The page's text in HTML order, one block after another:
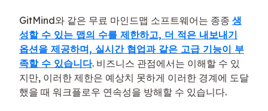
GitMind와 같은 무료 마인드맵 소프트웨어는 종종 생
성할 수 있는 맵의 수를 제한하고, 더 적은 내보내기
옵션을 제공하며, 실시간 협업과 같은 고급 기능이 부
족할 수 있습니다. 비즈니스 관점에서는 이해할 수 있
지만, 이러한 제한은 예상치 못하게 이러한 경계에 도달
했을 때 워크플로우 연속성을 방해할 수 있습니다.